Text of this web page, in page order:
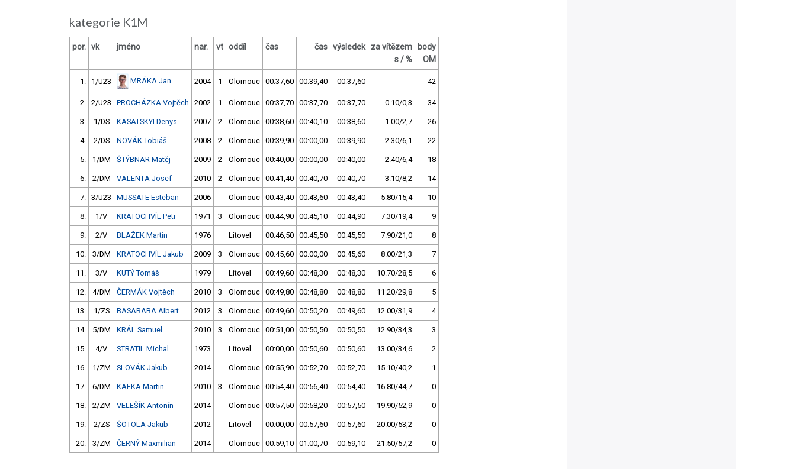
kategorie K1M
por. vk jméno nar. vt oddíl čas čas výsledek
za vítězem
s / %
body
OM
1. 1/U23 MRÁKA Jan 2004 1 Olomouc 00:37,60 00:39,40 00:37,60 42
2. 2/U23 PROCHÁZKA Vojtěch 2002 1 Olomouc 00:37,70 00:37,70 00:37,70 0.10/0,3 34
3. 1/DS KASATSKYI Denys 2007 2 Olomouc 00:38,60 00:40,10 00:38,60 1.00/2,7 26
4. 2/DS NOVÁK Tobiáš 2008 2 Olomouc 00:39,90 00:00,00 00:39,90 2.30/6,1 22
5. 1/DM ŠTÝBNAR Matěj 2009 2 Olomouc 00:40,00 00:00,00 00:40,00 2.40/6,4 18
6. 2/DM VALENTA Josef 2010 2 Olomouc 00:41,40 00:40,70 00:40,70 3.10/8,2 14
7. 3/U23 MUSSATE Esteban 2006 Olomouc 00:43,40 00:43,60 00:43,40 5.80/15,4 10
8. 1/V KRATOCHVÍL Petr 1971 3 Olomouc 00:44,90 00:45,10 00:44,90 7.30/19,4 9
9. 2/V BLAŽEK Martin 1976 Litovel 00:46,50 00:45,50 00:45,50 7.90/21,0 8
10. 3/DM KRATOCHVÍL Jakub 2009 3 Olomouc 00:45,60 00:00,00 00:45,60 8.00/21,3 7
11. 3/V KUTÝ Tomáš 1979 Litovel 00:49,60 00:48,30 00:48,30 10.70/28,5 6
12. 4/DM ČERMÁK Vojtěch 2010 3 Olomouc 00:49,80 00:48,80 00:48,80 11.20/29,8 5
13. 1/ZS BASARABA Albert 2012 3 Olomouc 00:49,60 00:50,20 00:49,60 12.00/31,9 4
14. 5/DM KRÁL Samuel 2010 3 Olomouc 00:51,00 00:50,50 00:50,50 12.90/34,3 3
15. 4/V STRATIL Michal 1973 Litovel 00:00,00 00:50,60 00:50,60 13.00/34,6 2
16. 1/ZM SLOVÁK Jakub 2014 Olomouc 00:55,90 00:52,70 00:52,70 15.10/40,2 1
17. 6/DM KAFKA Martin 2010 3 Olomouc 00:54,40 00:56,40 00:54,40 16.80/44,7 0
18. 2/ZM VELEŠÍK Antonín 2014 Olomouc 00:57,50 00:58,20 00:57,50 19.90/52,9 0
19. 2/ZS ŠOTOLA Jakub 2012 Litovel 00:00,00 00:57,60 00:57,60 20.00/53,2 0
20. 3/ZM ČERNÝ Maxmilian 2014 Olomouc 00:59,10 01:00,70 00:59,10 21.50/57,2 0